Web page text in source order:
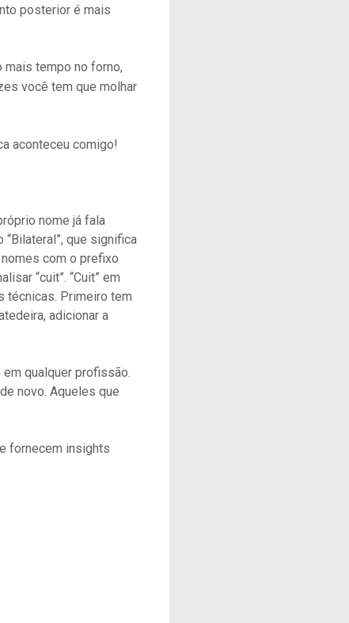
posterior é mais
tempo no forno,
você tem que molhar
aconteceu comigo!
nome já fala
“Bilateral”, que significa
com o prefixo
“cuit”. “Cuit” em
técnicas. Primeiro tem
adicionar a
qualquer profissão.
novo. Aqueles que
fornecem insights